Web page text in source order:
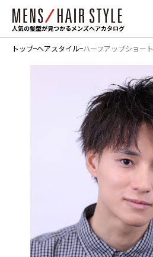
人気の髪型が見つかるメンズヘアカタログ
トップ ヘアスタイル ハーフアップショート